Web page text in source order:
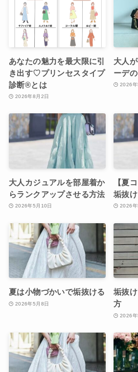
あなたの魅力を最大限に引
き出す♡プリンセスタイプ
診断®︎とは
2026年8月2日
大人
ーデ
2026年
大人カジュアルを部屋着か
らランクアップさせる方法
2026年5月10日
【夏
垢抜
2026年
夏は小物づかいで垢抜ける
2026年5月8日
垢抜
方
2026年